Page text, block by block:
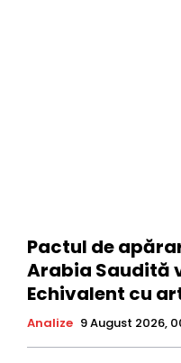
Pactul de
Arabia Saudită
Echivalent cu
Analize 9 August 2026,